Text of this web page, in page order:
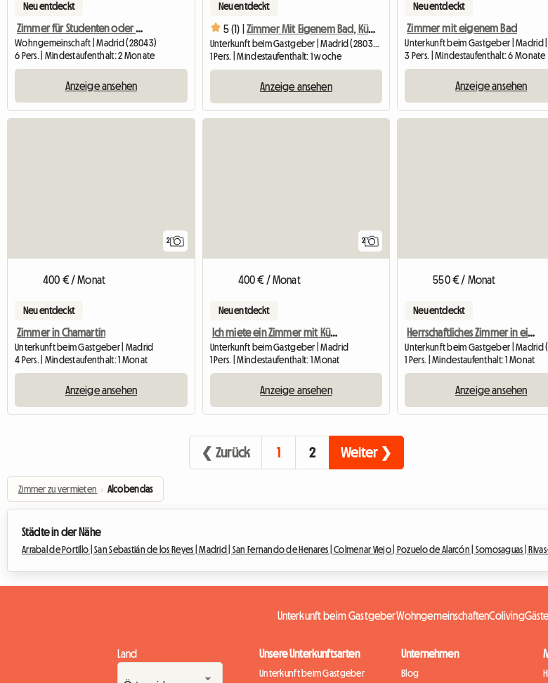
Neu entdeckt
Zimmer für Studenten oder Erasmus
Wohngemeinschaft | Madrid (28043)
6 Pers. | Mindestaufenthalt: 2 Monate
Anzeige ansehen
Neu entdeckt
5 (1) | Zimmer Mit Eigenem Bad, Küche Und Gemeinschaftslounge. J
Unterkunft beim Gastgeber | Madrid (28034) | 6 M2
1 Pers. | Mindestaufenthalt: 1 woche
Anzeige ansehen
Neu entdeckt
Zimmer mit eigenem Bad
Unterkunft beim Gastgeber | Madrid |
3 Pers. | Mindestaufenthalt: 6 Monate
Anzeige ansehen
2
400 € / Monat
Neu entdeckt
Zimmer in Chamartin
Unterkunft beim Gastgeber | Madrid
4 Pers. | Mindestaufenthalt: 1 Monat
Anzeige ansehen
2
400 € / Monat
Neu entdeckt
Ich miete ein Zimmer mit Kühlschrank und Bad
Unterkunft beim Gastgeber | Madrid
1 Pers. | Mindestaufenthalt: 1 Monat
Anzeige ansehen
550 € / Monat
Neu entdeckt
Herrschaftliches Zimmer in einem Privathaus
Unterkunft beim Gastgeber | Madrid
1 Pers. | Mindestaufenthalt: 1 Monat
Anzeige ansehen
❮ Zurück 1 2 Weiter ❯
Zimmer zu vermieten › Alcobendas
Städte in der Nähe
Arrabal de Portillo |San Sebastián de los Reyes |Madrid | San Fernando de Henares |Colmenar Viejo | Pozuelo de Alarcón | Somosaguas |
Unterkunft beim GastgeberWohngemeinschaftenColiving
Land Unsere Unterkunftsarten
Unterkunft beim Gastgeber
Unternehmen
Blog